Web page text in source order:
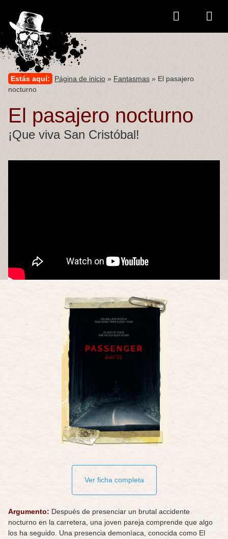
Estás aquí: Página de inicio » Fantasmas » El pasajero
nocturno
El pasajero nocturno
¡Que viva San Cristóbal!
Ver ficha completa
Argumento: Después de presenciar un brutal accidente
nocturno en la carretera, una joven pareja comprende que algo
los ha seguido. Una presencia demoníaca, conocida como El